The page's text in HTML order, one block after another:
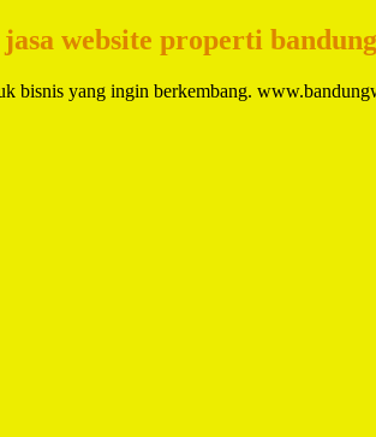
jasa website properti bandung
bisnis yang ingin berkembang.